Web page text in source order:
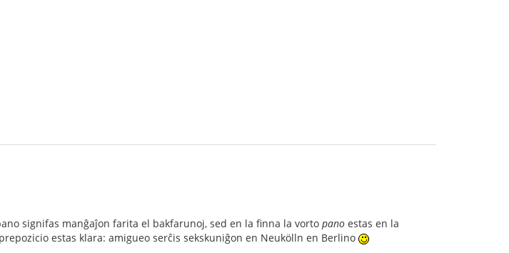
signifas manĝaĵon farita el bakfarunoj, sed en la finna la vorto pano estas en la
estas klara: amigueo serĉis sekskuniĝon en Neukölln en Berlino